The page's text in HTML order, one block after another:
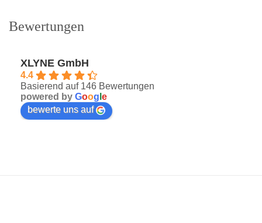
Bewertungen
XLYNE GmbH
4.4
Basierend auf 146 Bewertungen
powered by Goog e
bewerte uns auf